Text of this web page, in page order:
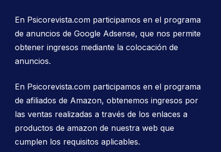
En Psicorevista.com participamos en el programa
de anuncios de Google Adsense, que nos permite
obtener ingresos mediante la colocación de
anuncios.
En Psicorevista.com participamos en el programa
de afiliados de Amazon, obtenemos ingresos por
las ventas realizadas a través de los enlaces a
productos de amazon de nuestra web que
cumplen los requisitos aplicables.